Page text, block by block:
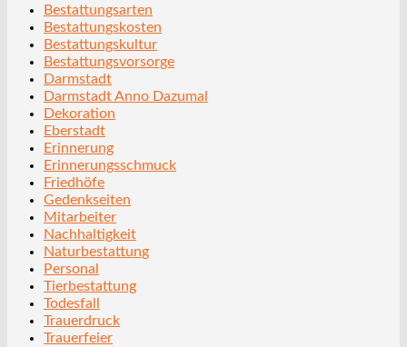
Bestattungsarten
Bestattungskosten
Bestattungskultur
Bestattungsvorsorge
Darmstadt
Darmstadt Anno Dazumal
Dekoration
Eberstadt
Erinnerung
Erinnerungsschmuck
Friedhöfe
Gedenkseiten
Mitarbeiter
Nachhaltigkeit
Naturbestattung
Personal
Tierbestattung
Todesfall
Trauerdruck
Trauerfeier